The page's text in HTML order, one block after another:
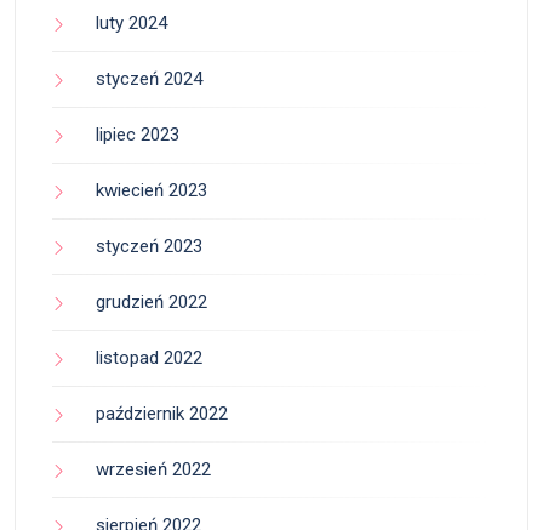
luty 2024
styczeń 2024
lipiec 2023
kwiecień 2023
styczeń 2023
grudzień 2022
listopad 2022
październik 2022
wrzesień 2022
sierpień 2022